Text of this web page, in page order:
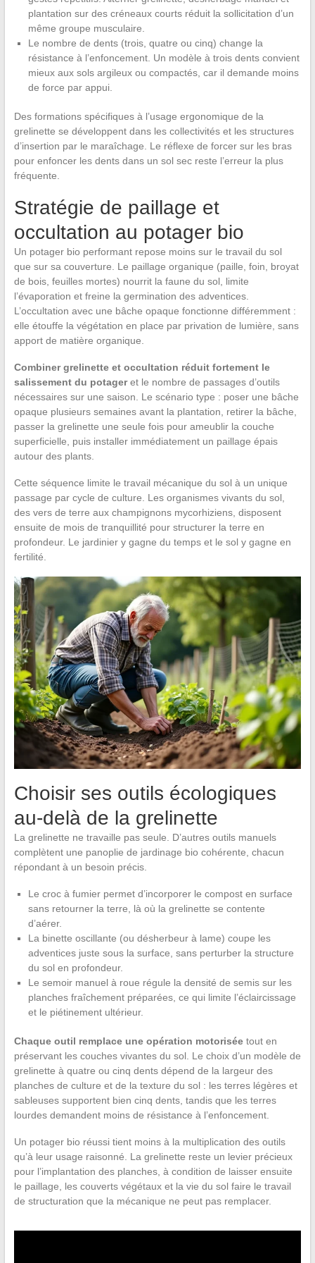
plantation sur des créneaux courts réduit la sollicitation d’un
même groupe musculaire.
Le nombre de dents (trois, quatre ou cinq) change la
résistance à l’enfoncement. Un modèle à trois dents convient
mieux aux sols argileux ou compactés, car il demande moins
de force par appui.
Des formations spécifiques à l’usage ergonomique de la
grelinette se développent dans les collectivités et les structures
d’insertion par le maraîchage. Le réflexe de forcer sur les bras
pour enfoncer les dents dans un sol sec reste l’erreur la plus
fréquente.
Stratégie de paillage et
occultation au potager bio
Un potager bio performant repose moins sur le travail du sol
que sur sa couverture. Le paillage organique (paille, foin, broyat
de bois, feuilles mortes) nourrit la faune du sol, limite
l’évaporation et freine la germination des adventices.
L’occultation avec une bâche opaque fonctionne différemment :
elle étouffe la végétation en place par privation de lumière, sans
apport de matière organique.
Combiner grelinette et occultation réduit fortement le
salissement du potageret le nombre de passages d’outils
nécessaires sur une saison. Le scénario type : poser une bâche
opaque plusieurs semaines avant la plantation, retirer la bâche,
passer la grelinette une seule fois pour ameublir la couche
superficielle, puis installer immédiatement un paillage épais
autour des plants.
Cette séquence limite le travail mécanique du sol à un unique
passage par cycle de culture. Les organismes vivants du sol,
des vers de terre aux champignons mycorhiziens, disposent
ensuite de mois de tranquillité pour structurer la terre en
profondeur. Le jardinier y gagne du temps et le sol y gagne en
fertilité.
Choisir ses outils écologiques
au-delà de la grelinette
La grelinette ne travaille pas seule. D’autres outils manuels
complètent une panoplie de jardinage bio cohérente, chacun
répondant à un besoin précis.
Le croc à fumier permet d’incorporer le compost en surface
sans retourner la terre, là où la grelinette se contente
d’aérer.
La binette oscillante (ou désherbeur à lame) coupe les
adventices juste sous la surface, sans perturber la structure
du sol en profondeur.
Le semoir manuel à roue régule la densité de semis sur les
planches fraîchement préparées, ce qui limite l’éclaircissage
et le piétinement ultérieur.
Chaque outil remplace une opération motoriséetout en
préservant les couches vivantes du sol. Le choix d’un modèle de
grelinette à quatre ou cinq dents dépend de la largeur des
planches de culture et de la texture du sol : les terres légères et
sableuses supportent bien cinq dents, tandis que les terres
lourdes demandent moins de résistance à l’enfoncement.
Un potager bio réussi tient moins à la multiplication des outils
qu’à leur usage raisonné. La grelinette reste un levier précieux
pour l’implantation des planches, à condition de laisser ensuite
le paillage, les couverts végétaux et la vie du sol faire le travail
de structuration que la mécanique ne peut pas remplacer.